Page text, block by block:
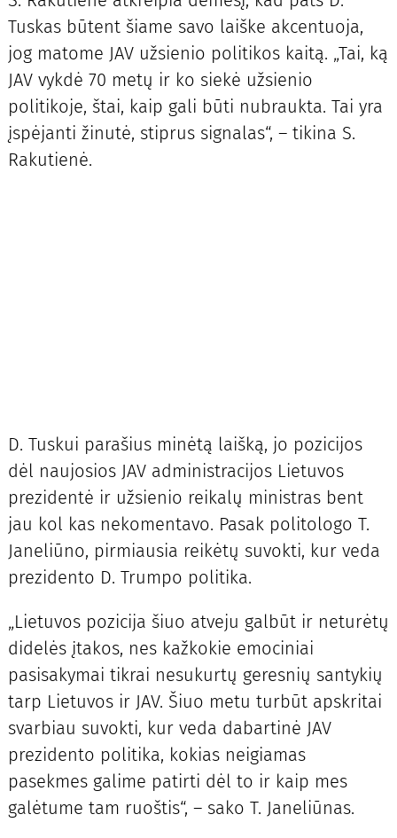
Tuskas būtent šiame savo laiške akcentuoja,
jog matome JAV užsienio politikos kaitą. „Tai, ką
JAV vykdė 70 metų ir ko siekė užsienio
politikoje, štai, kaip gali būti nubraukta. Tai yra
įspėjanti žinutė, stiprus signalas“, – tikina S.
Rakutienė.
D. Tuskui parašius minėtą laišką, jo pozicijos
dėl naujosios JAV administracijos Lietuvos
prezidentė ir užsienio reikalų ministras bent
jau kol kas nekomentavo. Pasak politologo T.
Janeliūno, pirmiausia reikėtų suvokti, kur veda
prezidento D. Trumpo politika.
„Lietuvos pozicija šiuo atveju galbūt ir neturėtų
didelės įtakos, nes kažkokie emociniai
pasisakymai tikrai nesukurtų geresnių santykių
tarp Lietuvos ir JAV. Šiuo metu turbūt apskritai
svarbiau suvokti, kur veda dabartinė JAV
prezidento politika, kokias neigiamas
pasekmes galime patirti dėl to ir kaip mes
galėtume tam ruoštis“, – sako T. Janeliūnas.